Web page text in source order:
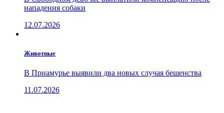
нападения собаки
12.07.2026
Животные
В Приамурье выявили два новых случая бешенства
11.07.2026